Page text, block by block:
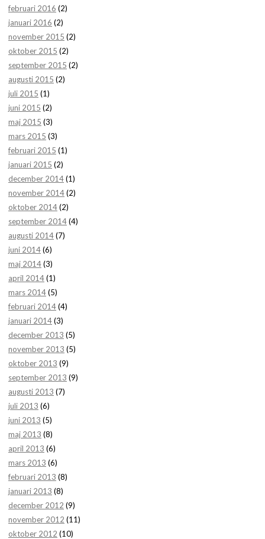
februari 2016 (2)
januari 2016 (2)
november 2015 (2)
oktober 2015 (2)
september 2015 (2)
augusti 2015 (2)
juli 2015 (1)
juni 2015 (2)
maj 2015 (3)
mars 2015 (3)
februari 2015 (1)
januari 2015 (2)
december 2014(1)
november 2014(2)
oktober 2014(2)
september 2014(4)
augusti 2014(7)
juni 2014(6)
maj 2014(3)
april 2014(1)
mars 2014(5)
februari 2014(4)
januari 2014(3)
december 2013 (5)
november 2013 (5)
oktober 2013 (9)
september 2013 (9)
augusti 2013 (7)
juli 2013 (6)
juni 2013 (5)
maj 2013 (8)
april 2013 (6)
mars 2013 (6)
februari 2013 (8)
januari 2013 (8)
december 2012 (9)
november 2012 (11)
oktober 2012 (10)